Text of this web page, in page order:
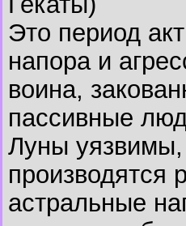
Это период
напора и
воина,
пассивные
Луны уязвимы,
производятся
астральные